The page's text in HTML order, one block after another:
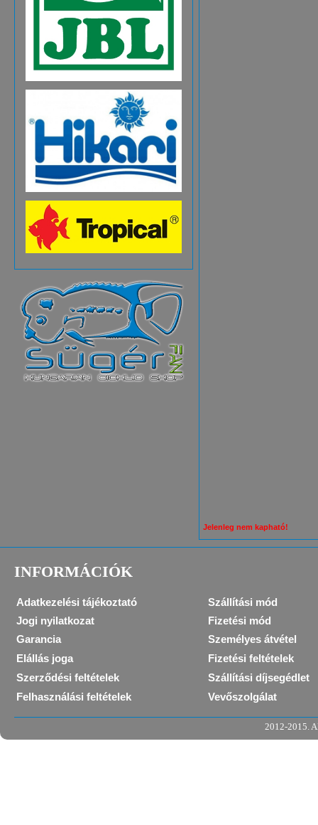
Jelenleg nem kapható!
INFORMÁCIÓK
Adatkezelési tájékoztató
Szállítási mód
Jogi nyilatkozat
Fizetési mód
Garancia
Személyes átvétel
Elállás joga
Fizetési feltételek
Szerződési feltételek
Szállítási díjsegédlet
Felhasználási feltételek
Vevőszolgálat
2012-2015.